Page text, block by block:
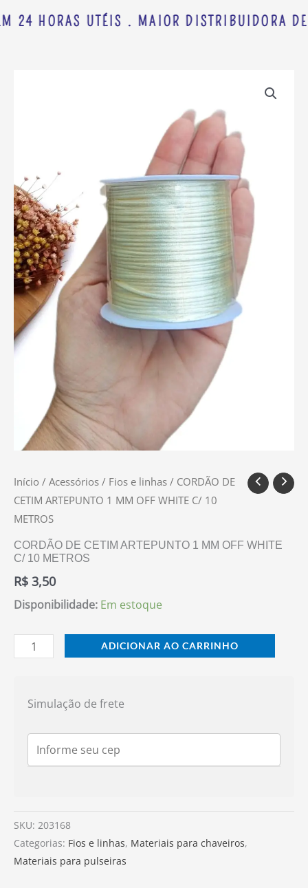
24 HORAS UTÉIS . MAIOR DISTRIBUIDORA
Início / Acessórios / Fios e linhas / CORDÃO DE
CETIM ARTEPUNTO 1 MM OFF WHITE C/ 10
METROS
CORDÃO DE CETIM ARTEPUNTO 1 MM OFF WHITE
C/ 10 METROS
R$ 3,50
Disponibilidade: Em estoque
MM
OFF
WHITE
C/
10
METROS
quantidade
ADICIONAR AO CARRINHO
Simulação de frete
SKU: 203168
Categorias: Fios e linhas, Materiais para chaveiros,
Materiais para pulseiras